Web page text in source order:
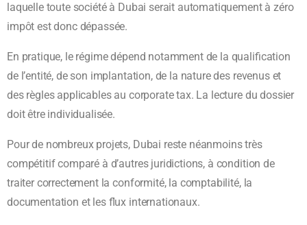
laquelle toute société à Dubai serait automatiquement à zéro
impôt est donc dépassée.
En pratique, le régime dépend notamment de la qualification
de l’entité, de son implantation, de la nature des revenus et
des règles applicables au corporate tax. La lecture du dossier
doit être individualisée.
Pour de nombreux projets, Dubai reste néanmoins très
compétitif comparé à d’autres juridictions, à condition de
traiter correctement la conformité, la comptabilité, la
documentation et les flux internationaux.